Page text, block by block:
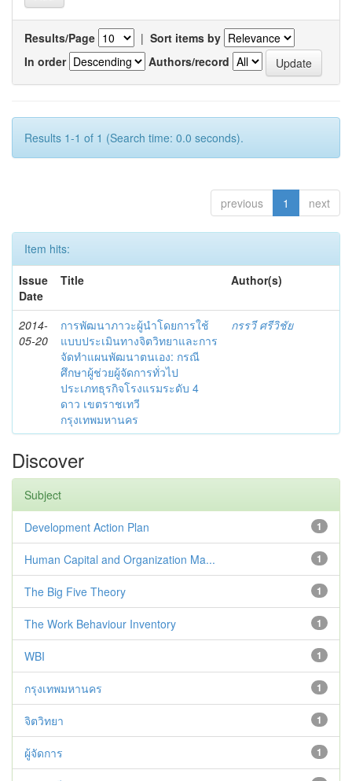
Results/Page | Sort items by
In order
Authors/record
Results 1-1 of 1 (Search time: 0.0 seconds).
previous 1 next
Item hits:
Issue
Date
Title Author(s)
2014-
05-20
การพัฒนาภาวะผู้นำโดยการใช้
แบบประเมินทางจิตวิทยาและการ
จัดทำแผนพัฒนาตนเอง: กรณี
ศึกษาผู้ช่วยผู้จัดการทั่วไป
ประเภทธุรกิจโรงแรมระดับ 4
ดาว เขตราชเทวี
กรุงเทพมหานคร
กรรวี ศรีวิชัย
Discover
Subject
1
Development Action Plan
1
Human Capital and Organization Ma...
1
The Big Five Theory
1
The Work Behaviour Inventory
1
WBI
1
กรุงเทพมหานคร
1
จิตวิทยา
1
ผู้จัดการ